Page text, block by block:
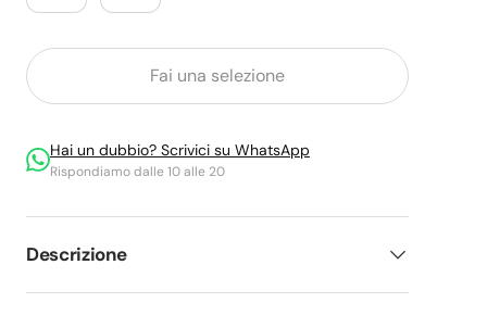
Fai una selezione
Hai un dubbio? Scrivici su WhatsApp
Rispondiamo dalle 10 alle 20
Descrizione